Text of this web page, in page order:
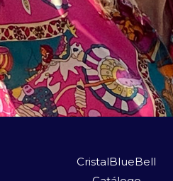
CristalBlueBell